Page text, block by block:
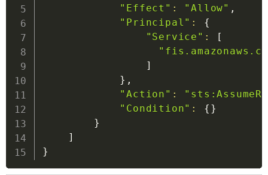
"Effect" : "Allow" ,
"Principal" :
{
"Service" :
[
]
} ,
"Action" :
"Condition" : { }
}
]
}